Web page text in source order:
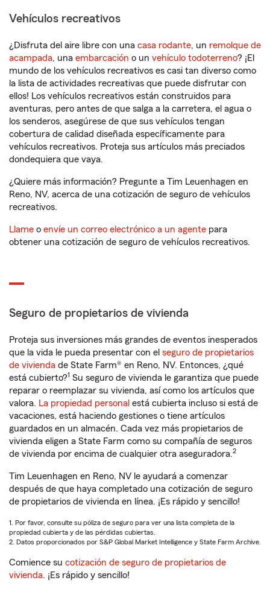
Vehículos recreativos
¿Disfruta del aire libre con una casa rodante, un remolque de
acampada, una embarcación o un vehículo todoterreno? ¡El
mundo de los vehículos recreativos es casi tan diverso como
la lista de actividades recreativas que puede disfrutar con
ellos! Los vehículos recreativos están construidos para
aventuras, pero antes de que salga a la carretera, el agua o
los senderos, asegúrese de que sus vehículos tengan
cobertura de calidad diseñada específicamente para
vehículos recreativos. Proteja sus artículos más preciados
dondequiera que vaya.
¿Quiere más información? Pregunte a Tim Leuenhagen en
Reno, NV, acerca de una cotización de seguro de vehículos
recreativos.
Llame o envíe un correo electrónico a un agente para
obtener una cotización de seguro de vehículos recreativos.
Seguro de propietarios de vivienda
Proteja sus inversiones más grandes de eventos inesperados
que la vida le pueda presentar con el seguro de propietarios
de vivienda de State Farm® en Reno, NV. Entonces, ¿qué
está cubierto?1 Su seguro de vivienda le garantiza que puede
reparar o reemplazar su vivienda, así como los artículos que
valora. La propiedad personal está cubierta incluso si está de
vacaciones, está haciendo gestiones o tiene artículos
guardados en un almacén. Cada vez más propietarios de
vivienda eligen a State Farm como su compañía de seguros
de vivienda por encima de cualquier otra aseguradora.2
Tim Leuenhagen en Reno, NV le ayudará a comenzar
después de que haya completado una cotización de seguro
de propietarios de vivienda en línea. ¡Es rápido y sencillo!
1. Por favor, consulte su póliza de seguro para ver una lista completa de la
propiedad cubierta y de las pérdidas cubiertas.
2. Datos proporcionados por S&P Global Market Intelligence y State Farm Archive.
Comience su cotización de seguro de propietarios de
vivienda. ¡Es rápido y sencillo!